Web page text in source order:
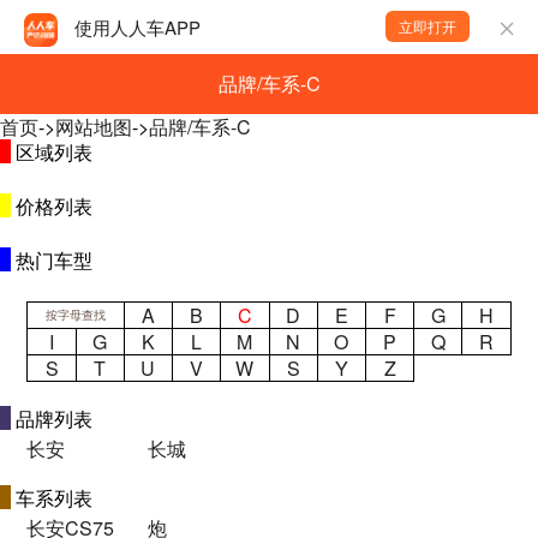
使用人人车APP 立即打开
品牌/车系-C
首页->网站地图->品牌/车系-C
区域列表
价格列表
热门车型
按字母查找 A B C D E F G
H
I
G K L M N O P Q
R
S
T U V W S Y
Z
品牌列表
长安
长城
车系列表
长安CS75
炮